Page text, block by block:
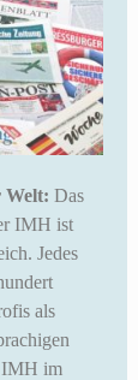
Welt:Das
IMH ist
Jedes
als
IMH im